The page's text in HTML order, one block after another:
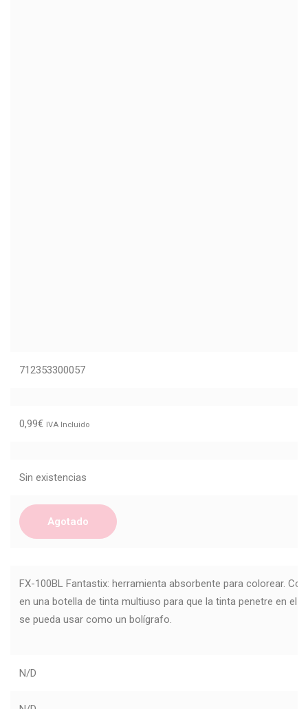
712353300057
0,99€ IVA Incluido
Sin existencias
Agotado
FX-100BL Fantastix: herramienta absorbente para colorear.
en una botella de tinta multiuso para que la tinta penetre en el
se pueda usar como un bolígrafo.
N/D